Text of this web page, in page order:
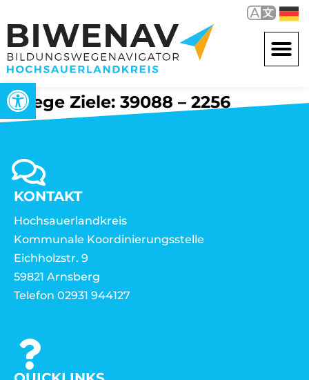
Werkzeugleiste öffnen
Wege Ziele: 39088 – 2256
KONTAKT
Hochsauerlandkreis
Kommunale Koordinierungsstelle
Eichholzstr. 9
59821 Arnsberg
Telefon 02931 944127